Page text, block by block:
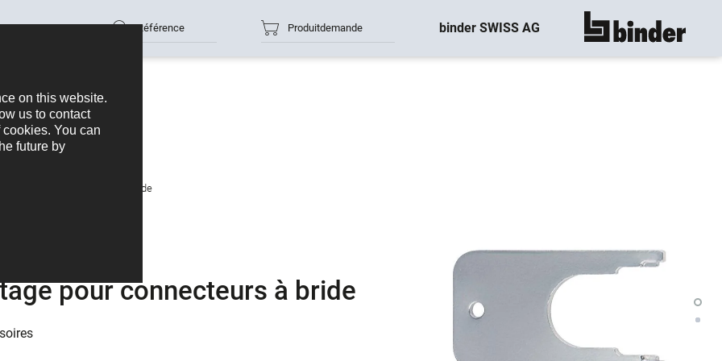
Référence Produitdemande binder SWISS AG montre tout
pour connecteurs à bride
pour connecteurs à bride